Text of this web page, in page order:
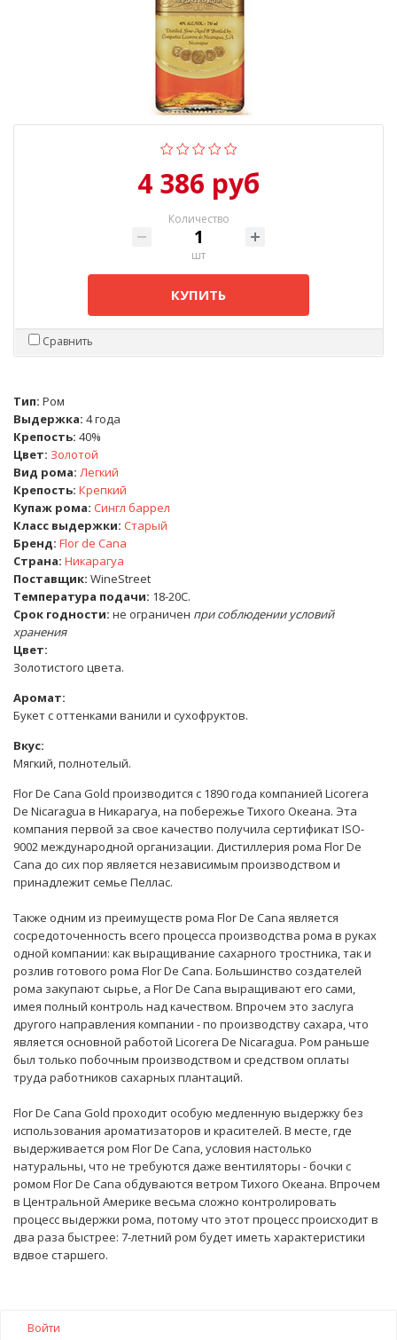
Войти
4 386 руб
Количество
шт
КУПИТЬ
Сравнить
Тип: Ром
Выдержка: 4 года
Крепость: 40%
Цвет: Золотой
Вид рома: Легкий
Крепость: Крепкий
Купаж рома: Сингл баррел
Класс выдержки: Старый
Бренд: Flor de Cana
Страна: Никарагуа
Поставщик: WineStreet
Температура подачи: 18-20С.
Срок годности: не ограничен при соблюдении условий
хранения
Цвет:
Золотистого цвета.
Аромат:
Букет с оттенками ванили и сухофруктов.
Вкус:
Мягкий, полнотелый.
Flor De Cana Gold производится с 1890 года компанией Licorera
De Nicaragua в Никарагуа, на побережье Тихого Океана. Эта
компания первой за свое качество получила сертификат ISO-
9002 международной организации. Дистиллерия рома Flor De
Cana до сих пор является независимым производством и
принадлежит семье Пеллас.
Также одним из преимуществ рома Flor De Cana является
сосредоточенность всего процесса производства рома в руках
одной компании: как выращивание сахарного тростника, так и
розлив готового рома Flor De Cana. Большинство создателей
рома закупают сырье, а Flor De Cana выращивают его сами,
имея полный контроль над качеством. Впрочем это заслуга
другого направления компании - по производству сахара, что
является основной работой Licorera De Nicaragua. Ром раньше
был только побочным производством и средством оплаты
труда работников сахарных плантаций.
Flor De Cana Gold проходит особую медленную выдержку без
использования ароматизаторов и красителей. В месте, где
выдерживается ром Flor De Cana, условия настолько
натуральны, что не требуются даже вентиляторы - бочки с
ромом Flor De Cana обдуваются ветром Тихого Океана. Впрочем
в Центральной Америке весьма сложно контролировать
процесс выдержки рома, потому что этот процесс происходит в
два раза быстрее: 7-летний ром будет иметь характеристики
вдвое старшего.